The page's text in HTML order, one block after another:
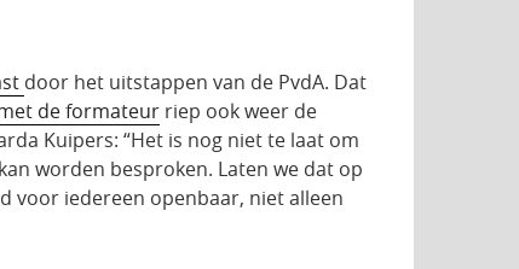
door het uitstappen van de PvdA. Dat
de formateur riep ook weer de
Kuipers: “Het is nog niet te laat om
worden besproken. Laten we dat op
voor iedereen openbaar, niet alleen